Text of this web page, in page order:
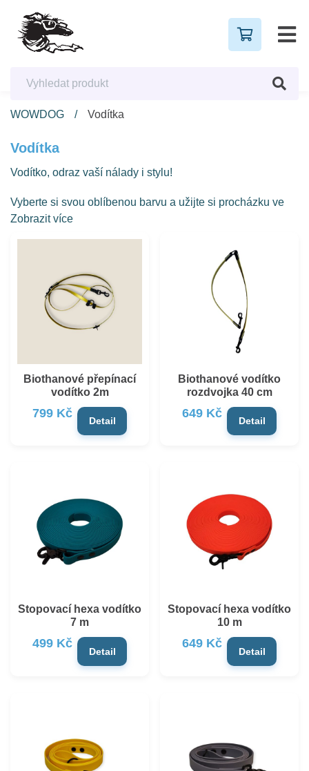
WOWDOG Vodítka
Vodítka
Vodítko, odraz vaší nálady i stylu!
Vyberte si svou oblíbenou barvu a užijte si procházku ve
velkém stylu. Hodí se k jakékoli příležitosti i náladě.
Kvalitní biothane materiál zaručuje odolnost a dlouhou
Biothanové přepínací
vodítko 2m
799 Kč
Detail
Biothanové vodítko
rozdvojka 40 cm
649 Kč
Detail
Stopovací hexa vodítko
7 m
499 Kč
Detail
Stopovací hexa vodítko
10 m
649 Kč
Detail